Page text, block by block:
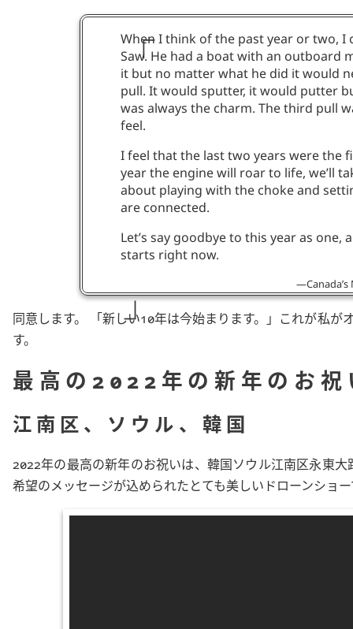
When I think of the past year or two, I
Saw. He had a boat with an outboard
it but no matter what he did it would
pull. It would sputter, it would putter
was always the charm. The third pull
feel.
I feel that the last two years were the
year the engine will roar to life, we’ll
about playing with the choke and
are connected.
Let’s say goodbye to this year as
starts right now.
同意します。 新しい10年は今始まります。
これが私が
す。
最高の2022年の新年のお祝
江南区、ソウル、韓国
2022年の最高の新年のお祝いは、韓国ソウル江南区永東大
希望のメッセージが込められたとても美しいドローンショ